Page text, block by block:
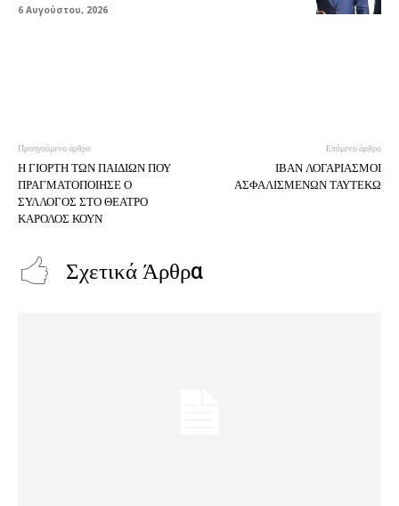
6 Αυγούστου, 2026
Προηγούμενο άρθρο
Η ΓΙΟΡΤΗ ΤΩΝ ΠΑΙΔΙΩΝ ΠΟΥ
ΠΡΑΓΜΑΤΟΠΟΙΗΣΕ Ο
ΣΥΛΛΟΓΟΣ ΣΤΟ ΘΕΑΤΡΟ
ΚΑΡΟΛΟΣ ΚΟΥΝ
Επόμενο άρθρο
ΙΒΑΝ ΛΟΓΑΡΙΑΣΜΟΙ
ΑΣΦΑΛΙΣΜΕΝΩΝ ΤΑΥΤΕΚΩ
Σχετικά Άρθρα